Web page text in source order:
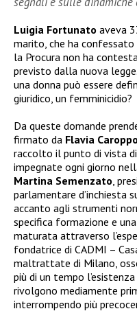
Luigia Fortunato aveva
marito, che ha
la Procura non ha
previsto dalla nuova
una donna può essere
giuridico, un femminicidio?
Da queste domande
firmato da Flavia Caroppo
raccolto il punto di vista
impegnate ogni giorno
Martina Semenzato,
parlamentare d’inchiesta
accanto agli strumenti
specifica formazione e
maturata attraverso
fondatrice di CADMI –
maltrattate di Milano,
più di un tempo
rivolgono mediamente
interrompendo più